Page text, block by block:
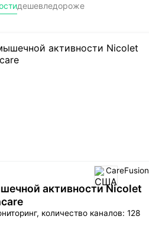
дешевледороже
CareFusion
активности Nicolet
количество каналов: 128